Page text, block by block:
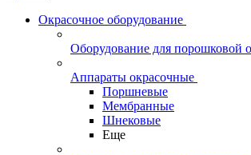
Окрасочное оборудование
Оборудование для порошковой
Аппараты окрасочные
Поршневые
Мембранные
Шнековые
Еще